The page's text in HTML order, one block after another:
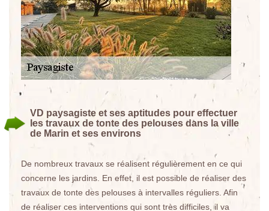
VD paysagiste et ses aptitudes pour effectuer
les travaux de tonte des pelouses dans la ville
de Marin et ses environs
De nombreux travaux se réalisent régulièrement en ce qui
concerne les jardins. En effet, il est possible de réaliser des
travaux de tonte des pelouses à intervalles réguliers. Afin
de réaliser ces interventions qui sont très difficiles, il va